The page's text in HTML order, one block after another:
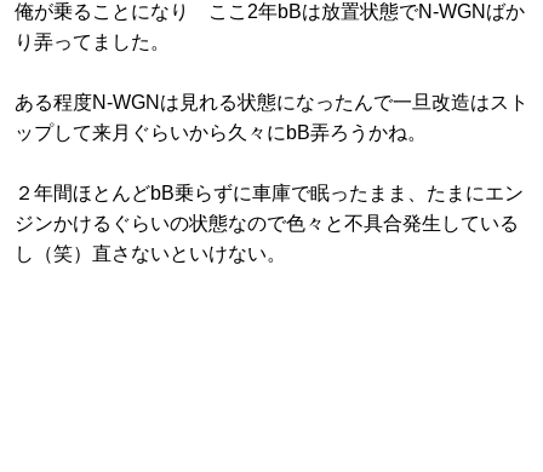
俺が乗ることになり ここ2年bBは放置状態でN-WGNばか
り弄ってました。
ある程度N-WGNは見れる状態になったんで一旦改造はスト
ップして来月ぐらいから久々にbB弄ろうかね。
２年間ほとんどbB乗らずに車庫で眠ったまま、たまにエン
ジンかけるぐらいの状態なので色々と不具合発生している
し（笑）直さないといけない。